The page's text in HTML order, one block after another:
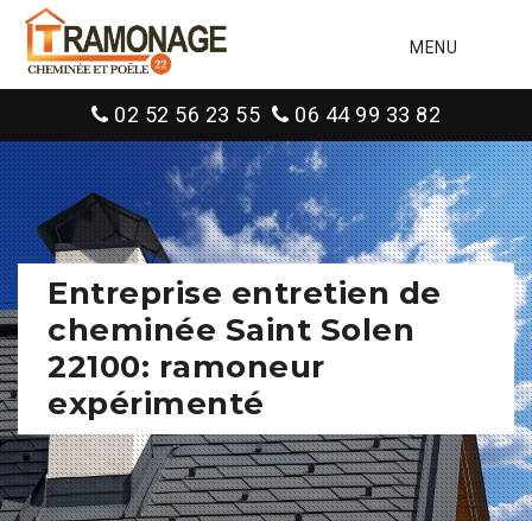
MENU
02 52 56 23 55 06 44 99 33 82
Entreprise entretien de
cheminée Saint Solen
22100: ramoneur
expérimenté